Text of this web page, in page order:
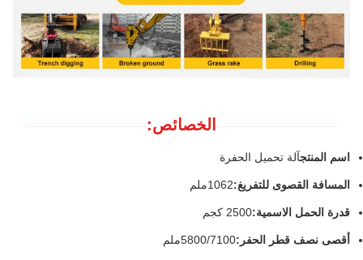
الخصائص:
اسم المنتجآلة تحميل الحفرة
المسافة القصوى للتفريغ:1062ملم
قدرة الحمل الاسمية:2500 كجم
أقصى نصف قطر الحفر: 5800/7100ملم